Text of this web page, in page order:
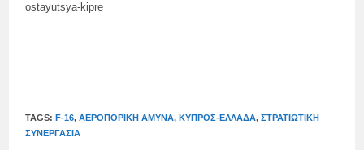
ostayutsya-kipre
TAGS:F-16, ΑΕΡΟΠΟΡΙΚΉ ΆΜΥΝΑ, ΚΎΠΡΟΣ-ΕΛΛΆΔΑ, ΣΤΡΑΤΙΩΤΙΚΉ
ΣΥΝΕΡΓΑΣΊΑ